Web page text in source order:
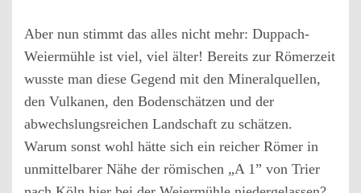
Aber nun stimmt das alles nicht mehr: Duppach-
Weiermühle ist viel, viel älter! Bereits zur Römerzeit
wusste man diese Gegend mit den Mineralquellen,
den Vulkanen, den Bodenschätzen und der
abwechslungsreichen Landschaft zu schätzen.
Warum sonst wohl hätte sich ein reicher Römer in
unmittelbarer Nähe der römischen „A 1” von Trier